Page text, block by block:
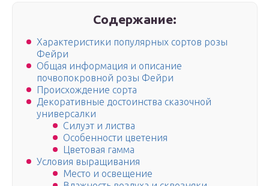
Содержание:
Характеристики популярных сортов розы
Фейри
Общая информация и описание
почвопокровной розы Фейри
Происхождение сорта
Декоративные достоинства сказочной
универсалки
Силуэт и листва
Особенности цветения
Цветовая гамма
Условия выращивания
Место и освещение